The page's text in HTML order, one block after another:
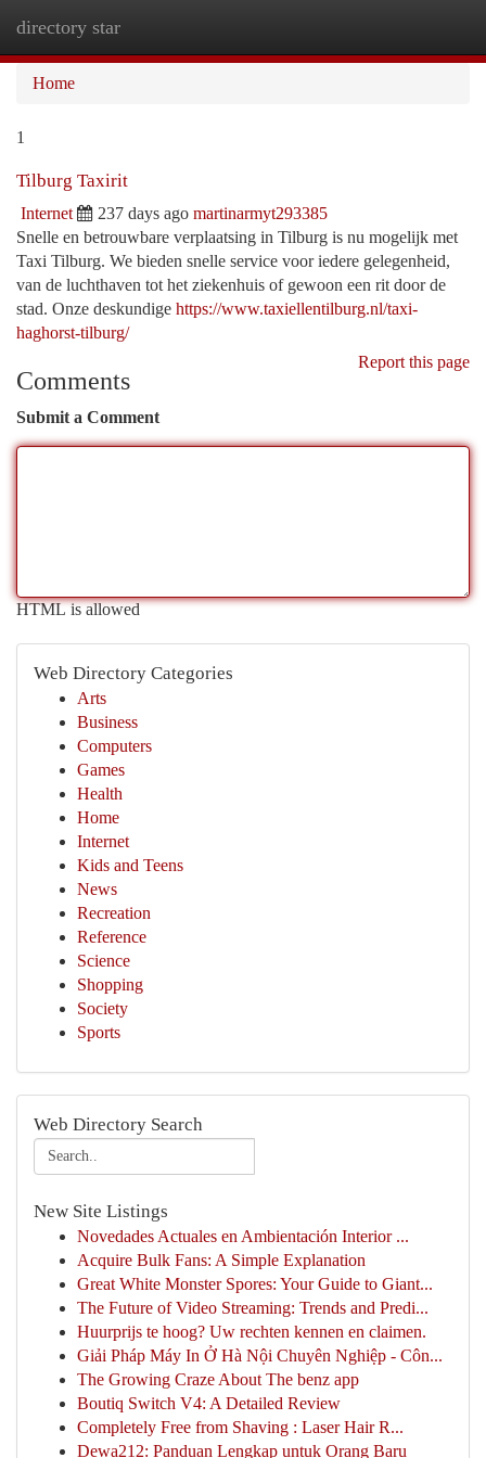
directory star
Home
1
Tilburg Taxirit
Internet 237 days ago martinarmyt293385
Snelle en betrouwbare verplaatsing in Tilburg is nu mogelijk met
Taxi Tilburg. We bieden snelle service voor iedere gelegenheid,
van de luchthaven tot het ziekenhuis of gewoon een rit door de
stad. Onze deskundige https://www.taxiellentilburg.nl/taxi-
haghorst-tilburg/
Report this page
Comments
Submit a Comment
HTML is allowed
Web Directory Categories
Arts
Business
Computers
Games
Health
Home
Internet
Kids and Teens
News
Recreation
Reference
Science
Shopping
Society
Sports
Web Directory Search
New Site Listings
Novedades Actuales en Ambientación Interior ...
Acquire Bulk Fans: A Simple Explanation
Great White Monster Spores: Your Guide to Giant...
The Future of Video Streaming: Trends and Predi...
Huurprijs te hoog? Uw rechten kennen en claimen.
Giải Pháp Máy In Ở Hà Nội Chuyên Nghiệp - Côn...
The Growing Craze About The benz app
Boutiq Switch V4: A Detailed Review
Completely Free from Shaving : Laser Hair R...
Dewa212: Panduan Lengkap untuk Orang Baru